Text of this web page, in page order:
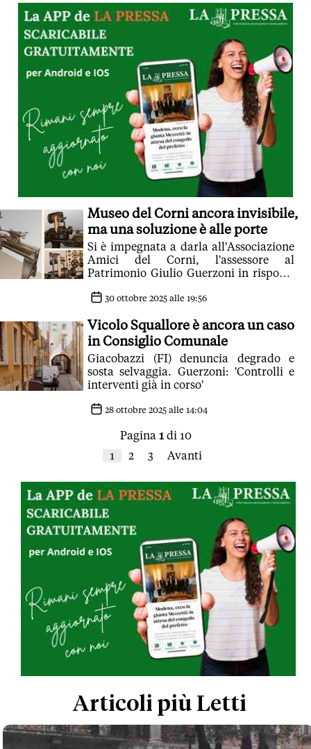
Museo del Corni ancora invisibile,
ma una soluzione è alle porte
Si è impegnata a darla all'Associazione
Amici del Corni, l'assessore al
Patrimonio Giulio Guerzoni in risposta
Giacobazzi
30 ottobre 2025 alle 19:56
Vicolo Squallore è ancora un caso
in Consiglio Comunale
Giacobazzi (FI) denuncia degrado e
sosta selvaggia. Guerzoni: 'Controlli e
interventi già in corso'
28 ottobre 2025 alle 14:04
Pagina 1di 10
1
2 3 Avanti
Articoli più Letti